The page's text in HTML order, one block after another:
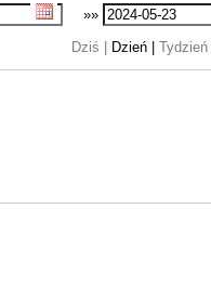
»»
Dziś |
Dzień | Tydzień